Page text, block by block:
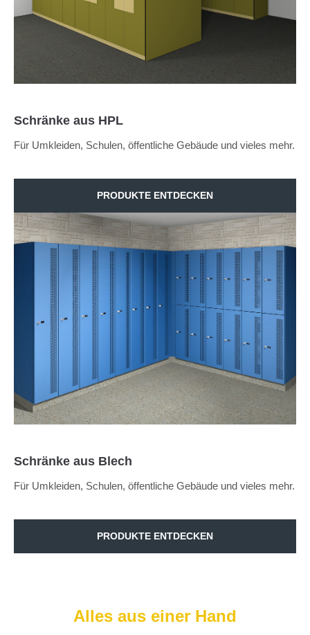
Schränke aus HPL
Für Umkleiden, Schulen, öffentliche Gebäude und vieles mehr.
PRODUKTE ENTDECKEN
Schränke aus Blech
Für Umkleiden, Schulen, öffentliche Gebäude und vieles mehr.
PRODUKTE ENTDECKEN
Alles aus einer Hand